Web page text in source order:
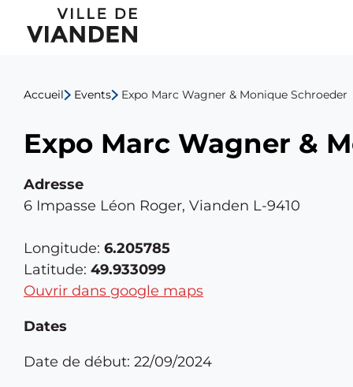
Expo
Marc
Wagner
Monique
Schroeder
Menu
navigation
principal
Accueil Events Expo Marc Wagner & Monique Schroeder
Expo Marc Wagner &
Adresse
6 Impasse Léon Roger, Vianden L-9410
Longitude: 6.205785
Latitude: 49.933099
Ouvrir dans google maps
Dates
Date de début: 22/09/2024